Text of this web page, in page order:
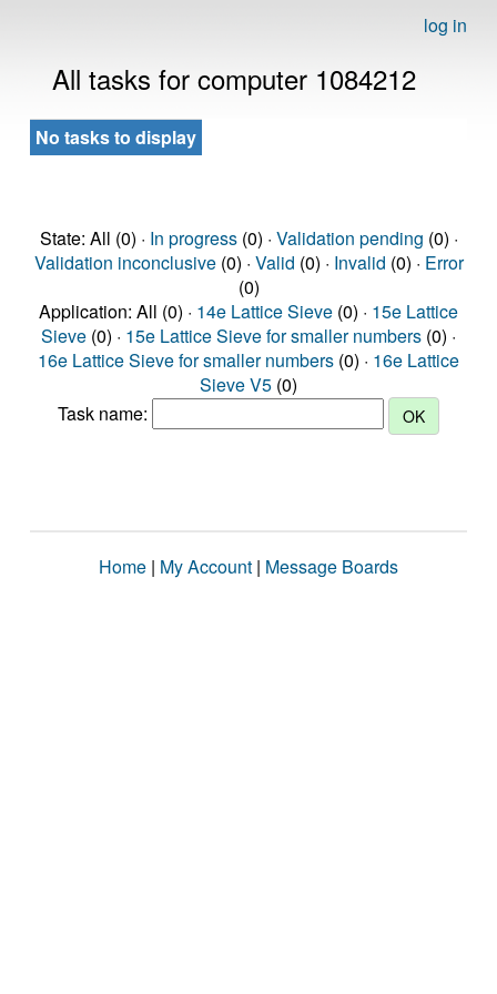
log in
All tasks for computer 1084212
No tasks to display
State: All (0) · In progress(0) · Validation pending (0) ·
Validation inconclusive(0) · Valid (0) · Invalid (0) · Error
(0)
Application: All (0) · 14e Lattice Sieve (0) · 15e Lattice
Sieve (0) · 15e Lattice Sieve for smaller numbers (0) ·
16e Lattice Sieve for smaller numbers (0) · 16e Lattice
Sieve V5 (0)
Task name:
Home | My Account | Message Boards